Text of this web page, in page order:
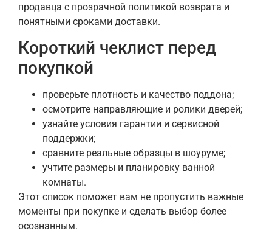
продавца с прозрачной политикой возврата и
понятными сроками доставки.
Короткий чеклист перед
покупкой
проверьте плотность и качество поддона;
осмотрите направляющие и ролики дверей;
узнайте условия гарантии и сервисной
поддержки;
сравните реальные образцы в шоуруме;
учтите размеры и планировку ванной
комнаты.
Этот список поможет вам не пропустить важные
моменты при покупке и сделать выбор более
осознанным.